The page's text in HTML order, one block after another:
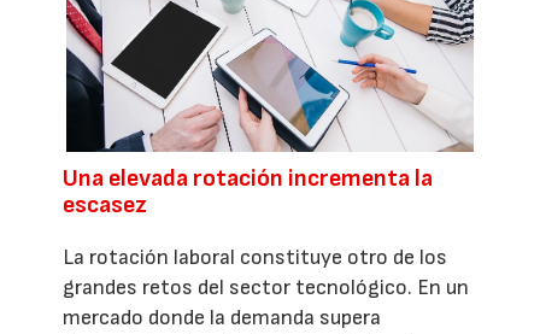
Una elevada rotación incrementa la
escasez
La rotación laboral constituye otro de los
grandes retos del sector tecnológico. En un
mercado donde la demanda supera